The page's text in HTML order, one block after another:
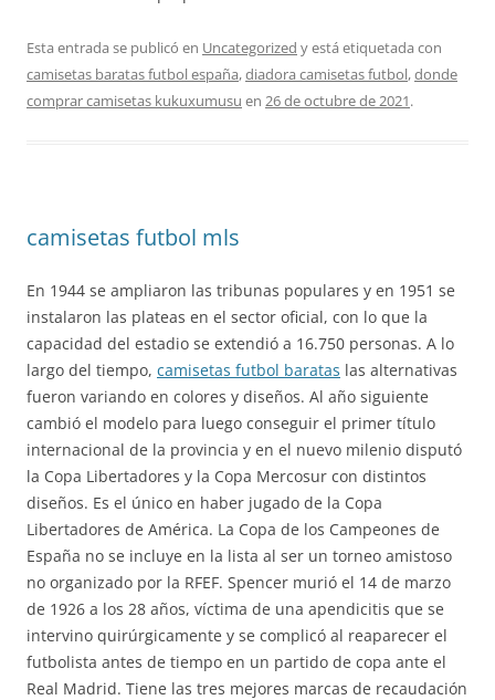
Esta entrada se publicó en Uncategorized y está etiquetada con
camisetas baratas futbol españa,diadora camisetas futbol,donde
comprar camisetas kukuxumusu en 26 de octubre de 2021.
camisetas futbol mls
En 1944 se ampliaron las tribunas populares y en 1951 se
instalaron las plateas en el sector oficial, con lo que la
capacidad del estadio se extendió a 16.750 personas. A lo
largo del tiempo, camisetas futbol baratas las alternativas
fueron variando en colores y diseños. Al año siguiente
cambió el modelo para luego conseguir el primer título
internacional de la provincia y en el nuevo milenio disputó
la Copa Libertadores y la Copa Mercosur con distintos
diseños. Es el único en haber jugado de la Copa
Libertadores de América. La Copa de los Campeones de
España no se incluye en la lista al ser un torneo amistoso
no organizado por la RFEF. Spencer murió el 14 de marzo
de 1926 a los 28 años, víctima de una apendicitis que se
intervino quirúrgicamente y se complicó al reaparecer el
futbolista antes de tiempo en un partido de copa ante el
Real Madrid. Tiene las tres mejores marcas de recaudación